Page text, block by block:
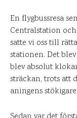
En flygbussresa
Centralstation
satte vi oss till
stationen. Det
blev absolut
sträckan, trots att
aningens stökigare.